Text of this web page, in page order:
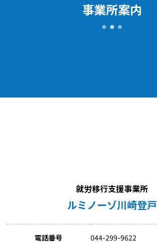
事業所案内
就労移行支援事業所
ルミノーゾ川崎登戸
電話番号 044-299-9622